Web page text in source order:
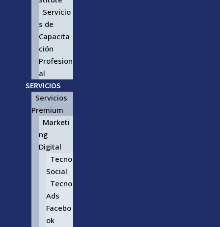
Servicio
s de
Capacita
ción
Profesion
al
SERVICIOS
Servicios
Premium
Marketi
ng
Digital
Tecno
Social
Tecno
Ads
Facebo
ok